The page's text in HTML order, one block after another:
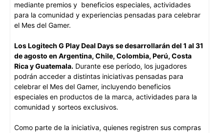
mediante premios y beneficios especiales, actividades
para la comunidad y experiencias pensadas para celebrar
el Mes del Gamer.
Los Logitech G Play Deal Days se desarrollarán del 1 al 31
de agosto en Argentina, Chile, Colombia, Perú, Costa
Rica y Guatemala. Durante ese período, los jugadores
podrán acceder a distintas iniciativas pensadas para
celebrar el Mes del Gamer, incluyendo beneficios
especiales en productos de la marca, actividades para la
comunidad y sorteos exclusivos.
Como parte de la iniciativa, quienes registren sus compras